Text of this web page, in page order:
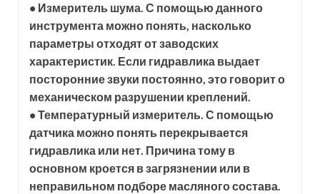
• Измеритель шума. С помощью данного
инструмента можно понять, насколько
параметры отходят от заводских
характеристик. Если гидравлика выдает
посторонние звуки постоянно, это говорит о
механическом разрушении креплений.
• Температурный измеритель. С помощью
датчика можно понять перекрывается
гидравлика или нет. Причина тому в
основном кроется в загрязнении или в
неправильном подборе масляного состава.